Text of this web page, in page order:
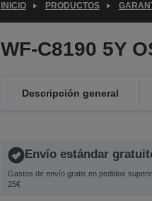
INICIO PRODUCTOS
WF-C8190 5Y
Descripción general
Envío estándar
Gastos de envío gratis en pedidos
25€